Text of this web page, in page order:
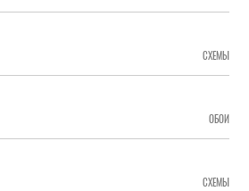
СХЕМЫ
ОБОИ
СХЕМЫ